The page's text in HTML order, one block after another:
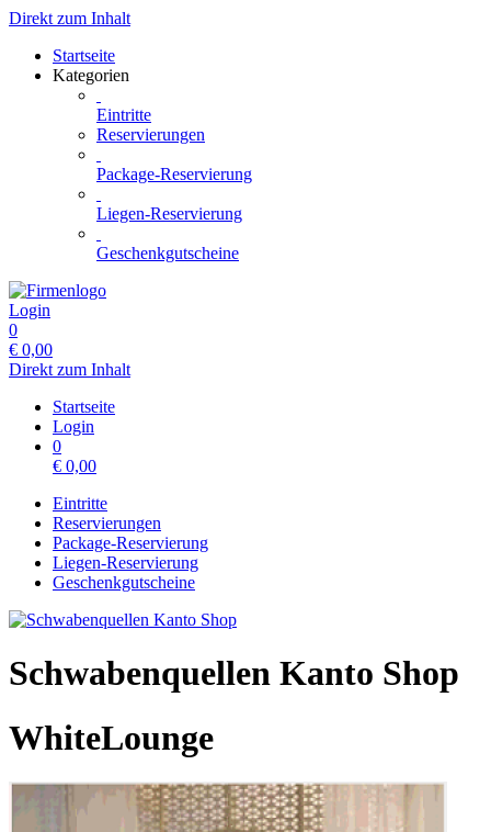
Direkt zum Inhalt
Startseite
Kategorien
Eintritte
Reservierungen
Package-Reservierung
Liegen-Reservierung
Geschenkgutscheine
Login
0
€ 0,00
Direkt zum Inhalt
Startseite
Login
0
€ 0,00
Eintritte
Reservierungen
Package-Reservierung
Liegen-Reservierung
Geschenkgutscheine
Schwabenquellen Kanto Shop
WhiteLounge